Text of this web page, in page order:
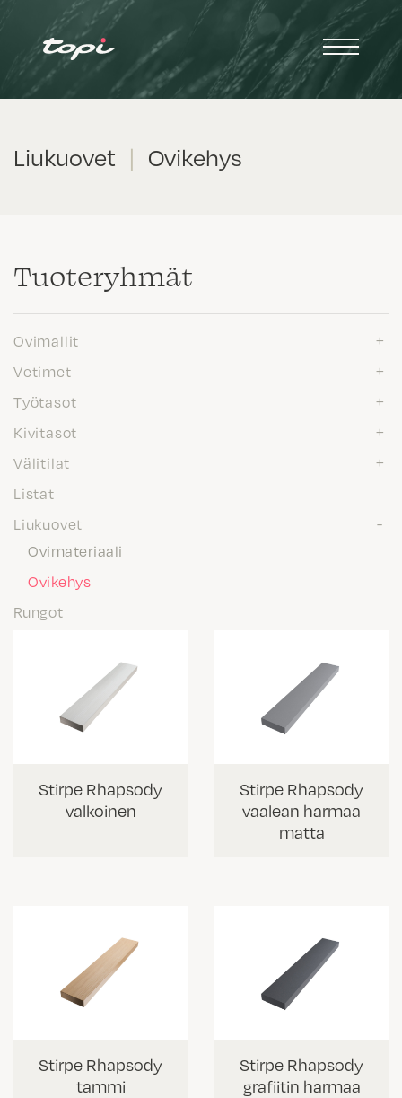
Liukuovet | Ovikehys
Tuote­ryhmät
Ovimallit
Vetimet
Työtasot
Kivitasot
Välitilat
Listat
Liukuovet
Ovimateriaali
Ovikehys
Rungot
Stirpe Rhapsody
valkoinen
Stirpe Rhapsody
vaalean harmaa
matta
Stirpe Rhapsody
tammi
Stirpe Rhapsody
grafiitin harmaa